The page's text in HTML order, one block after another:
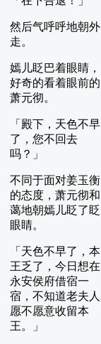
然后气呼呼地朝外
走。
嫣儿眨巴着眼睛，
好奇的看着眼前的
萧元彻。
「殿下，天色不早
了，您不回去
吗？」
不同于面对姜玉衡
的态度，萧元彻和
蔼地朝嫣儿眨了眨
眼睛。
「天色不早了，本
王乏了，今日想在
永安侯府借宿一
宿，不知道老夫人
愿不愿意收留本
王。」